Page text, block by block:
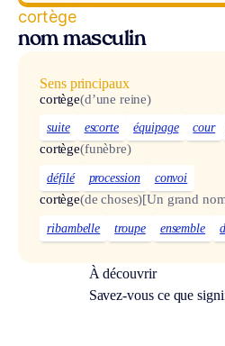
cortège
nom masculin
Sens principaux
cortège(d’une reine)
suite escorte équipage cour
cortège(funèbre)
défilé procession convoi
cortège(de choses)[Un grand
ribambelle troupe ensemble
À découvrir
Savez-vous ce que